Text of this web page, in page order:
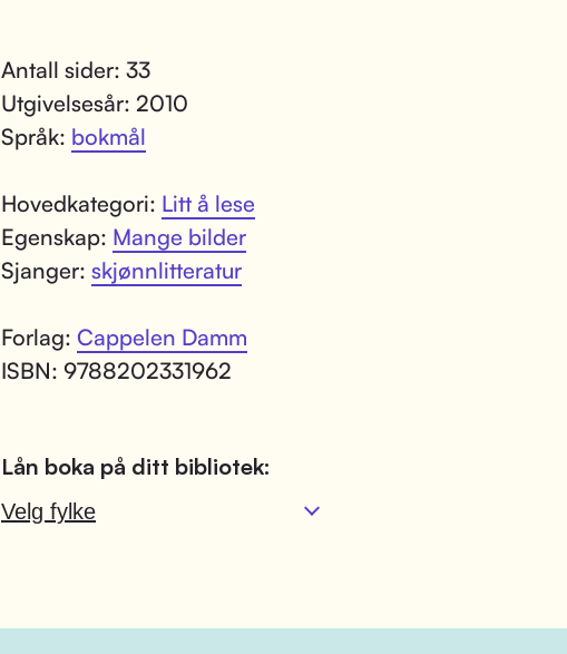
Antall sider: 33
Utgivelsesår: 2010
Språk: bokmål
Hovedkategori: Litt å lese
Egenskap: Mange bilder
Sjanger: skjønnlitteratur
Forlag: Cappelen Damm
ISBN: 9788202331962
Lån boka på ditt bibliotek:
Velg fylke